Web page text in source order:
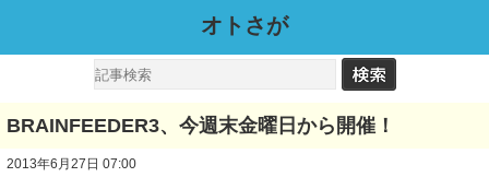
オトさが
BRAINFEEDER3、今週末金曜日から開催！
2013年6月27日 07:00